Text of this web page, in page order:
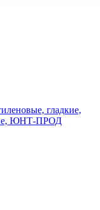
гладкие,
ЮНТ-ПРОД